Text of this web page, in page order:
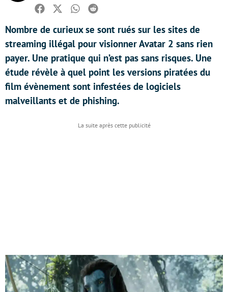
Facebook
TwitterWhatsapp
Reddit
Nombre de curieux se sont rués sur les sites de
streaming illégal pour visionner Avatar 2 sans rien
payer. Une pratique qui n’est pas sans risques. Une
étude révèle à quel point les versions piratées du
film évènement sont infestées de logiciels
malveillants et de phishing.